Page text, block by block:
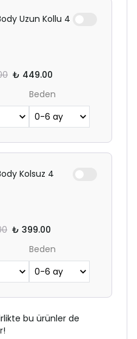
Uzun Kollu 4
₺ 449.00
Beden
Kolsuz 4
₺ 399.00
Beden
bu ürünler de